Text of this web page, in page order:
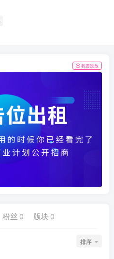
我要投放
粉丝 0 版块 0
排序